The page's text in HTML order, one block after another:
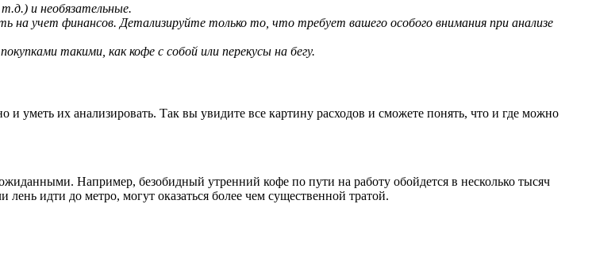
и необязательные.
на учет финансов. Детализируйте только то, что требует вашего особого внимания при анализе
такими, как кофе с собой или перекусы на бегу.
уметь их анализировать. Так вы увидите все картину расходов и сможете понять, что и где можно
Например, безобидный утренний кофе по пути на работу обойдется в несколько тысяч
идти до метро, могут оказаться более чем существенной тратой.